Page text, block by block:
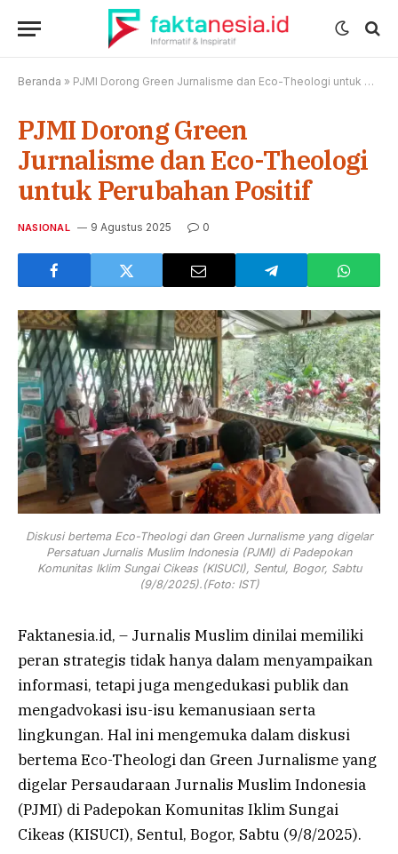
Beranda » PJMI Dorong Green Jurnalisme dan Eco-Theologi untuk Perubahan Positif
PJMI Dorong Green
Jurnalisme dan Eco-Theologi
untuk Perubahan Positif
NASIONAL 9 Agustus 2025 0
Diskusi bertema Eco-Theologi dan Green Jurnalisme yang digelar
Persatuan Jurnalis Muslim Indonesia (PJMI) di Padepokan
Komunitas Iklim Sungai Cikeas (KISUCI), Sentul, Bogor, Sabtu
(9/8/2025).(Foto: IST)
Faktanesia.id, – Jurnalis Muslim dinilai memiliki
peran strategis tidak hanya dalam menyampaikan
informasi, tetapi juga mengedukasi publik dan
mengadvokasi isu-isu kemanusiaan serta
lingkungan. Hal ini mengemuka dalam diskusi
bertema Eco-Theologi dan Green Jurnalisme yang
digelar Persaudaraan Jurnalis Muslim Indonesia
(PJMI) di Padepokan Komunitas Iklim Sungai
Cikeas (KISUCI), Sentul, Bogor, Sabtu (9/8/2025).